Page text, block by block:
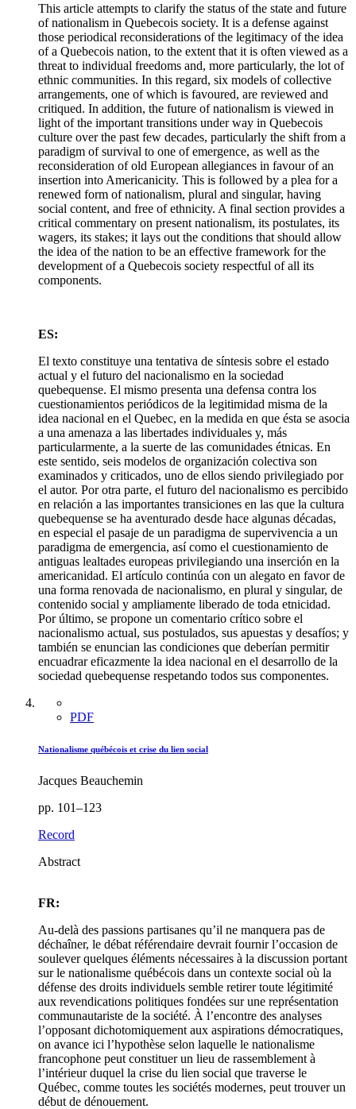
This article attempts to clarify the status of the state and future
of nationalism in Quebecois society. It is a defense against
those periodical reconsiderations of the legitimacy of the idea
of a Quebecois nation, to the extent that it is often viewed as a
threat to individual freedoms and, more particularly, the lot of
ethnic communities. In this regard, six models of collective
arrangements, one of which is favoured, are reviewed and
critiqued. In addition, the future of nationalism is viewed in
light of the important transitions under way in Quebecois
culture over the past few decades, particularly the shift from a
paradigm of survival to one of emergence, as well as the
reconsideration of old European allegiances in favour of an
insertion into Americanicity. This is followed by a plea for a
renewed form of nationalism, plural and singular, having
social content, and free of ethnicity. A final section provides a
critical commentary on present nationalism, its postulates, its
wagers, its stakes; it lays out the conditions that should allow
the idea of the nation to be an effective framework for the
development of a Quebecois society respectful of all its
components.
ES:
El texto constituye una tentativa de síntesis sobre el estado
actual y el futuro del nacionalismo en la sociedad
quebequense. El mismo presenta una defensa contra los
cuestionamientos periódicos de la legitimidad misma de la
idea nacional en el Quebec, en la medida en que ésta se asocia
a una amenaza a las libertades individuales y, más
particularmente, a la suerte de las comunidades étnicas. En
este sentido, seis modelos de organización colectiva son
examinados y criticados, uno de ellos siendo privilegiado por
el autor. Por otra parte, el futuro del nacionalismo es percibido
en relación a las importantes transiciones en las que la cultura
quebequense se ha aventurado desde hace algunas décadas,
en especial el pasaje de un paradigma de supervivencia a un
paradigma de emergencia, así como el cuestionamiento de
antiguas lealtades europeas privilegiando una inserción en la
americanidad. El artículo continúa con un alegato en favor de
una forma renovada de nacionalismo, en plural y singular, de
contenido social y ampliamente liberado de toda etnicidad.
Por último, se propone un comentario crítico sobre el
nacionalismo actual, sus postulados, sus apuestas y desafíos; y
también se enuncian las condiciones que deberían permitir
encuadrar eficazmente la idea nacional en el desarrollo de la
sociedad quebequense respetando todos sus componentes.
PDF
Nationalisme québécois et crise du lien social
Jacques Beauchemin
pp. 101–123
Record
Abstract
FR:
Au-delà des passions partisanes qu’il ne manquera pas de
déchaîner, le débat référendaire devrait fournir l’occasion de
soulever quelques éléments nécessaires à la discussion portant
sur le nationalisme québécois dans un contexte social où la
défense des droits individuels semble retirer toute légitimité
aux revendications politiques fondées sur une représentation
communautariste de la société. À l’encontre des analyses
l’opposant dichotomiquement aux aspirations démocratiques,
on avance ici l’hypothèse selon laquelle le nationalisme
francophone peut constituer un lieu de rassemblement à
l’intérieur duquel la crise du lien social que traverse le
Québec, comme toutes les sociétés modernes, peut trouver un
début de dénouement.